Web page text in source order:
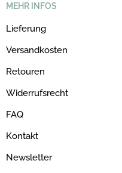
MEHR INFOS
Lieferung
Versandkosten
Retouren
Widerrufsrecht
FAQ
Kontakt
Newsletter